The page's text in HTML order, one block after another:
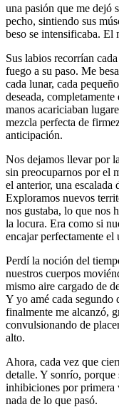
una pasión que me dejó
pecho, sintiendo sus
beso se intensificaba. El
Sus labios recorrían
fuego a su paso. Me
cada lunar, cada
deseada,
manos acariciaban
mezcla perfecta de
anticipación.
Nos dejamos llevar por
sin preocuparnos por el
el anterior, una escalada
Exploramos nuevos
nos gustaba, lo que nos
la locura. Era como si
encajar perfectamente el
Perdí la noción del
nuestros cuerpos
mismo aire cargado de
Y yo amé cada segundo
finalmente me alcanzó,
convulsionando de
alto.
Ahora, cada vez que
detalle. Y sonrío,
inhibiciones por primera
nada de lo que pasó.